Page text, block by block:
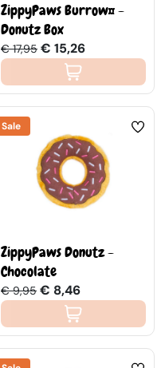
ZippyPaws Burrow™ -
Donutz Box
€ 17,95 € 15,26
Sale
ZippyPaws Donutz -
Chocolate
€ 9,95 € 8,46